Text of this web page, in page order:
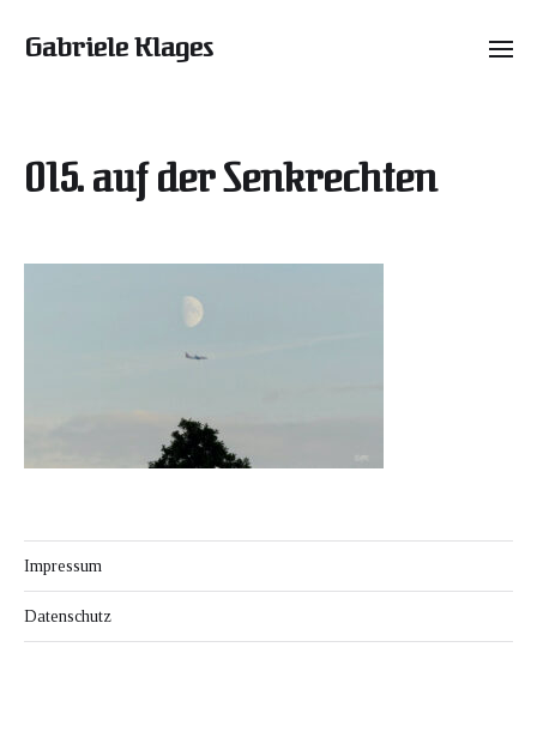
Gabriele Klages
015. auf der Senkrechten
Impressum
Datenschutz